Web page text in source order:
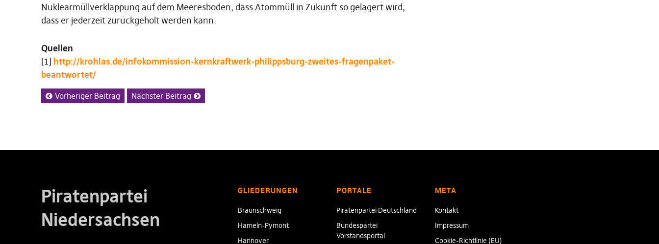
Nuklearmüllverklappung auf dem Meeresboden, dass Atommüll in Zukunft so gelagert wird,
dass er jederzeit zurückgeholt werden kann.
Quellen
[1] http://krohlas.de/infokommission-kernkraftwerk-philippsburg-zweites-fragenpaket-
beantwortet/
Vorheriger Beitrag Nächster Beitrag
Piratenpartei
Niedersachsen
GLIEDERUNGEN
Braunschweig
Hameln-Pymont
Hannover
PORTALE
Piratenpartei Deutschland
Bundespartei
Vorstandsportal
META
Kontakt
Impressum
Cookie-Richtlinie (EU)